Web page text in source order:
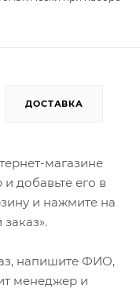
ДОСТАВКА
магазине
добавьте его в
и нажмите на
напишите ФИО,
менеджер и